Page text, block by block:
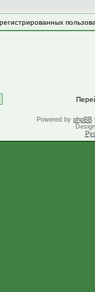
Powered by phpBB